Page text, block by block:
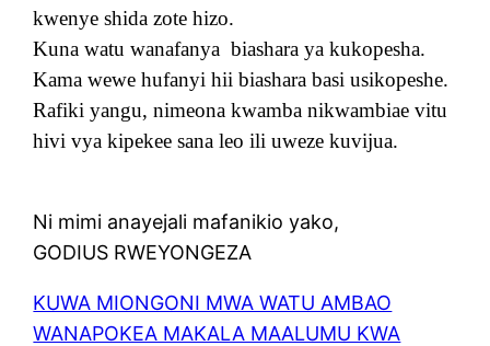
kwenye shida zote hizo.
Kuna watu wanafanya biashara ya kukopesha.
Kama wewe hufanyi hii biashara basi usikopeshe.
Rafiki yangu, nimeona kwamba nikwambiae vitu
hivi vya kipekee sana leo ili uweze kuvijua.
Ni mimi anayejali mafanikio yako,
GODIUS RWEYONGEZA
KUWA MIONGONI MWA WATU AMBAO
WANAPOKEA MAKALA MAALUMU KWA